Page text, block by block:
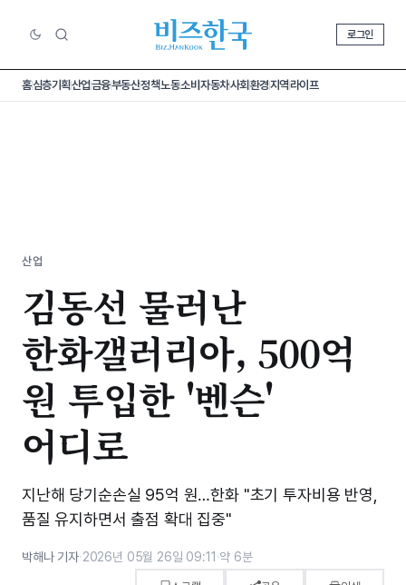
로그인
홈심층기획산업금융부동산정책노동소비 자동차사회환경지역라이프
산업
김동선 물러난
한화갤러리아, 500억
원 투입한 '벤슨'
어디로
지난해 당기순손실 95억 원…한화 "초기 투자비용 반영,
품질 유지하면서 출점 확대 집중"
박해나 기자·2026년 05월 26일 09:11 ·약 6분